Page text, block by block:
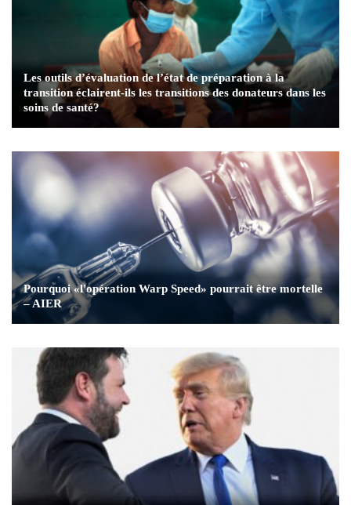
Les outils d’évaluation de l’état de préparation à la
transition éclairent-ils les transitions des donateurs dans les
soins de santé?
Pourquoi «l'opération Warp Speed» pourrait être mortelle
– AIER